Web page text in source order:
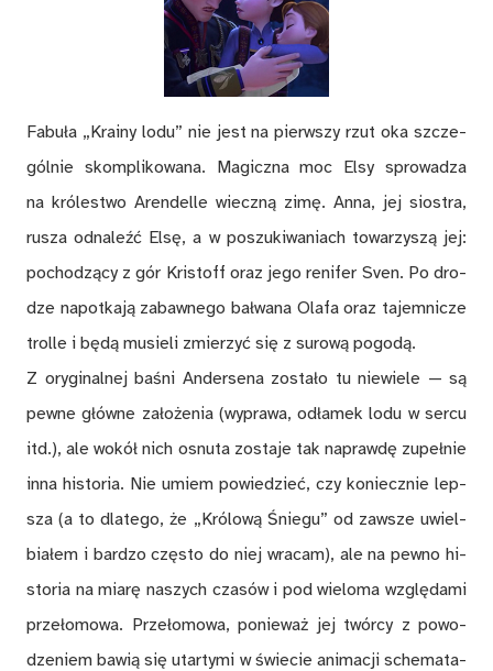
Fa­bu­ła „Kra­iny lodu” nie jest na pierw­szy rzut oka szcze­
gól­nie skom­pli­ko­wa­na. Ma­gicz­na moc Elsy spro­wa­dza
na kró­le­stwo Aren­delle wiecz­ną zi­mę. Anna, jej sio­stra,
ru­sza od­na­leźć El­sę, a w po­szu­ki­wa­niach to­wa­rzy­szą jej:
po­cho­dzą­cy z gór Kri­stoff oraz jego re­ni­fer Sven. Po dro­
dze na­po­tka­ją za­baw­ne­go bał­wa­na Ola­fa oraz ta­jem­ni­cze
trol­le i bę­dą mu­sie­li zmie­rzyć się z su­ro­wą po­go­dą.
Z ory­gi­nal­nej ba­śni An­der­se­na zo­sta­ło tu nie­wie­le — są
pew­ne głów­ne za­ło­że­nia (wy­pra­wa, odła­mek lodu w ser­cu
itd.), ale wo­kół nich osnu­ta zo­sta­je tak na­praw­dę zu­peł­nie
inna hi­sto­ria. Nie umiem po­wie­dzieć, czy ko­niecz­nie lep­
sza (a to dla­te­go, że „Kró­lo­wą Śnie­gu” od za­wsze uwiel­
bia­łem i bar­dzo czę­sto do niej wra­cam), ale na pew­no hi­
sto­ria na mia­rę na­szych cza­sów i pod wie­lo­ma wzglę­da­mi
prze­ło­mo­wa. Prze­ło­mo­wa, po­nie­waż jej twór­cy z po­wo­
dze­niem ba­wią się utar­ty­mi w świe­cie ani­ma­cji sche­ma­ta­